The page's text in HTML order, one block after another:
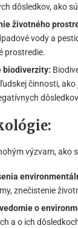
dôsledkov, ako
životného
vody a
prostredie.
biodiverzity:
činnosti,
výzvam, ako
znečistenie
o
a o ich